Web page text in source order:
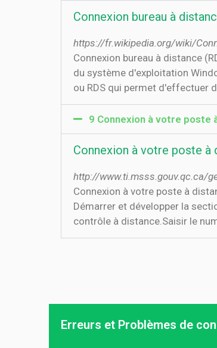
Connexion bureau à
https://fr.wikipedia.org/wiki/
Connexion bureau à distance
du système d'exploitation
ou RDS qui permet d'effectuer
9 Connexion à votre poste
Connexion à votre poste à
http://www.ti.msss.gouv.qc.ca/
Connexion à votre poste à
Démarrer et développer la
contrôle à distance.Saisir le
Erreurs et Problèmes de